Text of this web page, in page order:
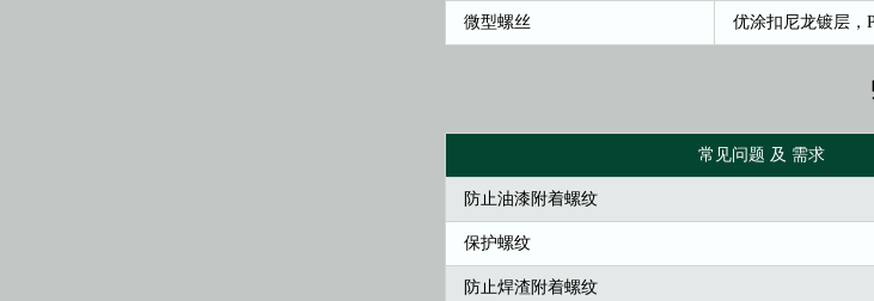
微型螺丝 优涂扣尼龙镀层，
常见问题 及 需求
防止油漆附着螺纹
保护螺纹
防止焊渣附着螺纹